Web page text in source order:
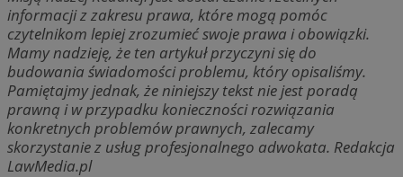
informacji z zakresu prawa, które mogą pomóc
czytelnikom lepiej zrozumieć swoje prawa i obowiązki.
Mamy nadzieję, że ten artykuł przyczyni się do
budowania świadomości problemu, który opisaliśmy.
Pamiętajmy jednak, że niniejszy tekst nie jest poradą
prawną i w przypadku konieczności rozwiązania
konkretnych problemów prawnych, zalecamy
skorzystanie z usług profesjonalnego adwokata. Redakcja
LawMedia.pl